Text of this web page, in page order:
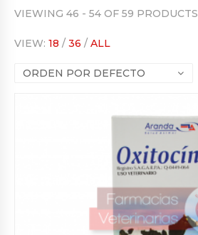
VIEWING 46 - 54 OF 59 PRODUCTS
VIEW: 18 / 36 / ALL
ORDEN POR DEFECTO